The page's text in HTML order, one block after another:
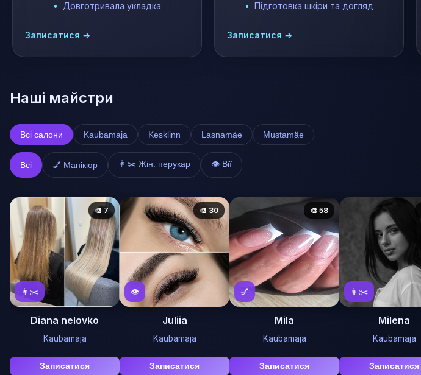
Довготривала укладка
Записатися →
Підготовка шкіри та догляд
Записатися →
Наші майстри
Всі салони Kaubamaja Kesklinn Lasnamäe Mustamäe
Всі 💅 Манікюр 👩✂️ Жін. перукар 👁️ Вії
🎨 7
👩✂️
Diana nelovko
Kaubamaja
Записатися
🎨 30
👁️
Juliia
Kaubamaja
Записатися
🎨 58
💅
Mila
Kaubamaja
Записатися
👩✂️
Milena
Kaubamaja
Записатися